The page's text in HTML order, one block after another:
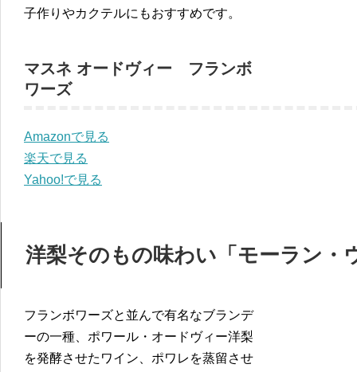
子作りやカクテルにもおすすめです。
マスネ オードヴィー フランボ
ワーズ
Amazonで見る
楽天で見る
Yahoo!で見る
洋梨そのもの味わい「モーラン・
フランボワーズと並んで有名なブランデ
ーの一種、ポワール・オードヴィー洋梨
を発酵させたワイン、ポワレを蒸留させ